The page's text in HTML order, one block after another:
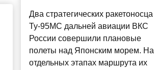
Два стратегических ракетоносца
Ту-95МС дальней авиации ВКС
России совершили плановые
полеты над Японским морем. На
отдельных этапах маршрута их